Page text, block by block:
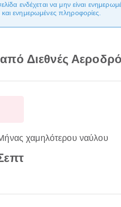
ενδέχεται να μην είναι
ενημερωμένες πληροφορίες.
Διεθνές
χαμηλότερου ναύλου